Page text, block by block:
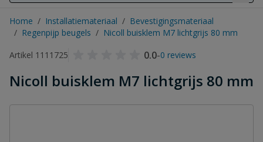
Home / Installatiemateriaal / Bevestigingsmateriaal
/ Regenpijp beugels / Nicoll buisklem M7 lichtgrijs 80 mm
Artikel 1111725
0.0-0 reviews
Nicoll buisklem M7 lichtgrijs 80 mm